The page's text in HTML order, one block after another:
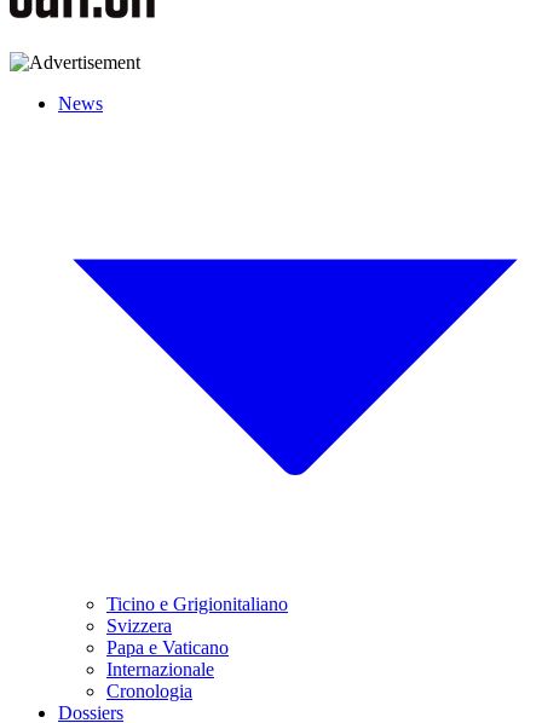
News
Ticino e Grigionitaliano
Svizzera
Papa e Vaticano
Internazionale
Cronologia
Dossiers